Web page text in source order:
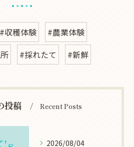
#収穫体験
#農業体験
#採れたて #新鮮
投稿 Recent Posts
2026/08/04